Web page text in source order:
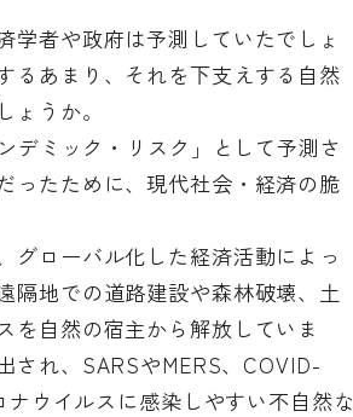
学者や政府は予測していたでしょ
るあまり、それを下支えする自然
うか。
デミック・リスク」として予測さ
ったために、現代社会・経済の脆
グローバル化した経済活動によっ
隔地での道路建設や森林破壊、土
を自然の宿主から解放していま
され、SARSやMERS、COVID-
ウイルスに感染しやすい不自然